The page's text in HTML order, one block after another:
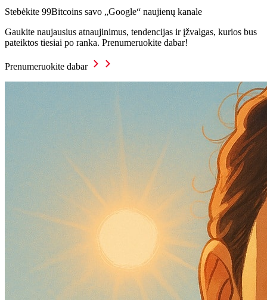
Stebėkite 99Bitcoins savo „Google“ naujienų kanale
Gaukite naujausius atnaujinimus, tendencijas ir įžvalgas, kurios bus
pateiktos tiesiai po ranka. Prenumeruokite dabar!
Prenumeruokite dabar